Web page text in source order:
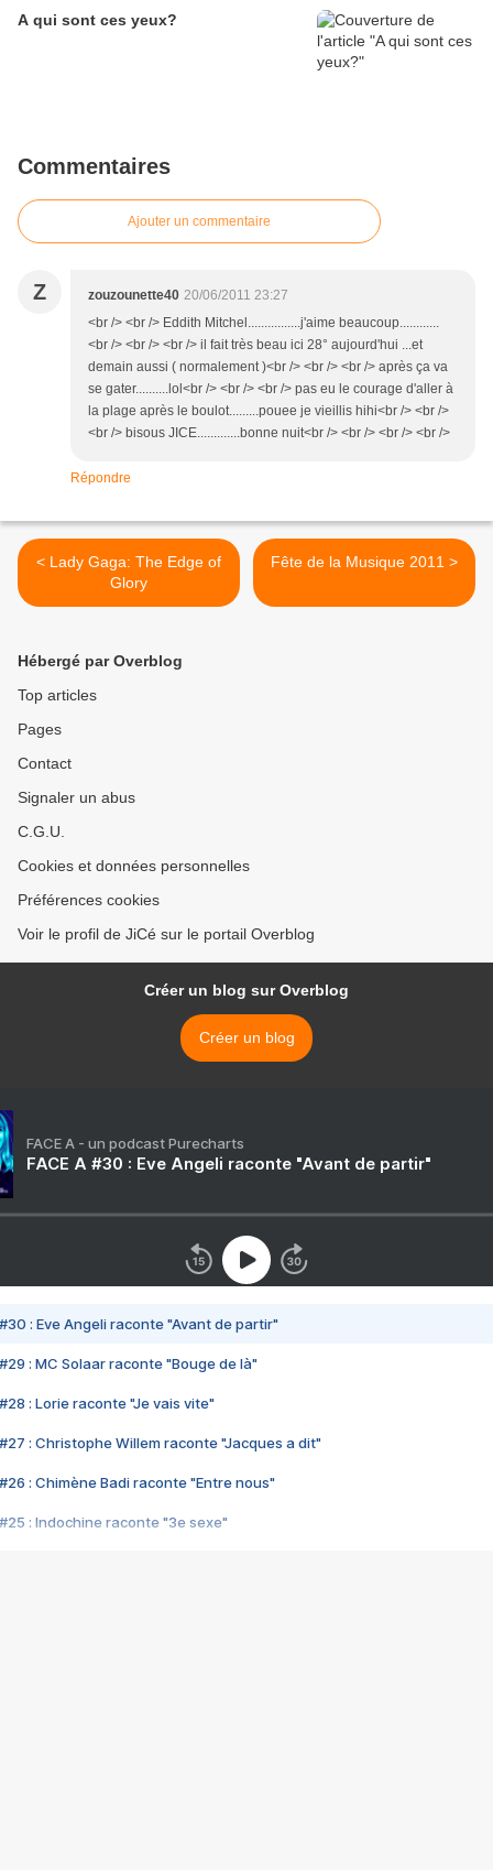
A qui sont ces yeux?
Commentaires
Ajouter un commentaire
Z zouzounette40 20/06/2011 23:27
<br /> <br /> Eddith Mitchel................j'aime beaucoup............
<br /> <br /> <br /> il fait très beau ici 28° aujourd'hui ...et
demain aussi ( normalement )<br /> <br /> <br /> après ça va
se gater..........lol<br /> <br /> <br /> pas eu le courage d'aller à
la plage après le boulot.........pouee je vieillis hihi<br /> <br />
<br /> bisous JICE.............bonne nuit<br /> <br /> <br /> <br />
Répondre
< Lady Gaga: The Edge of
Glory
Fête de la Musique 2011 >
Hébergé par Overblog
Top articles
Pages
Contact
Signaler un abus
C.G.U.
Cookies et données personnelles
Préférences cookies
Voir le profil de JiCé sur le portail Overblog
Créer un blog sur Overblog
Créer un blog
FACE A - un podcast Purecharts
FACE A #30 : Eve Angeli raconte "Avant de partir"
#30 : Eve Angeli raconte "Avant de partir"
#29 : MC Solaar raconte "Bouge de là"
#28 : Lorie raconte "Je vais vite"
#27 : Christophe Willem raconte "Jacques a dit"
#26 : Chimène Badi raconte "Entre nous"
#25 : Indochine raconte "3e sexe"